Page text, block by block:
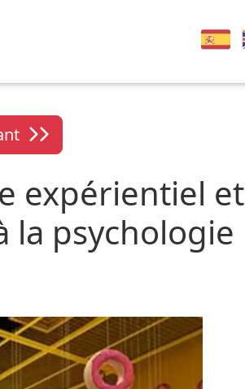
expérientiel et
la psychologie